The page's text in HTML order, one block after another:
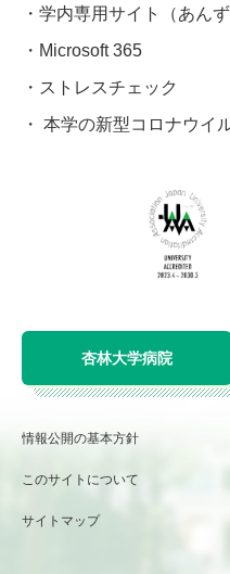
学内専用サイト（あんず
Microsoft 365
ストレスチェック
本学の新型コロナウイ
杏林大学病院
情報公開の基本方針
このサイトについて
サイトマップ